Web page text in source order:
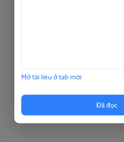
Mở tài liệu ở tab mới
Đã đọc